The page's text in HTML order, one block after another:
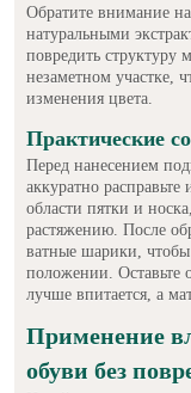
Обратите внимание
натуральными
повредить структуру
незаметном участке,
изменения цвета.
Практические
Перед нанесением
аккуратно
области пятки и
растяжению. После
ватные шарики,
положении. Оставьте
лучше впитается, а
Применение
обуви без